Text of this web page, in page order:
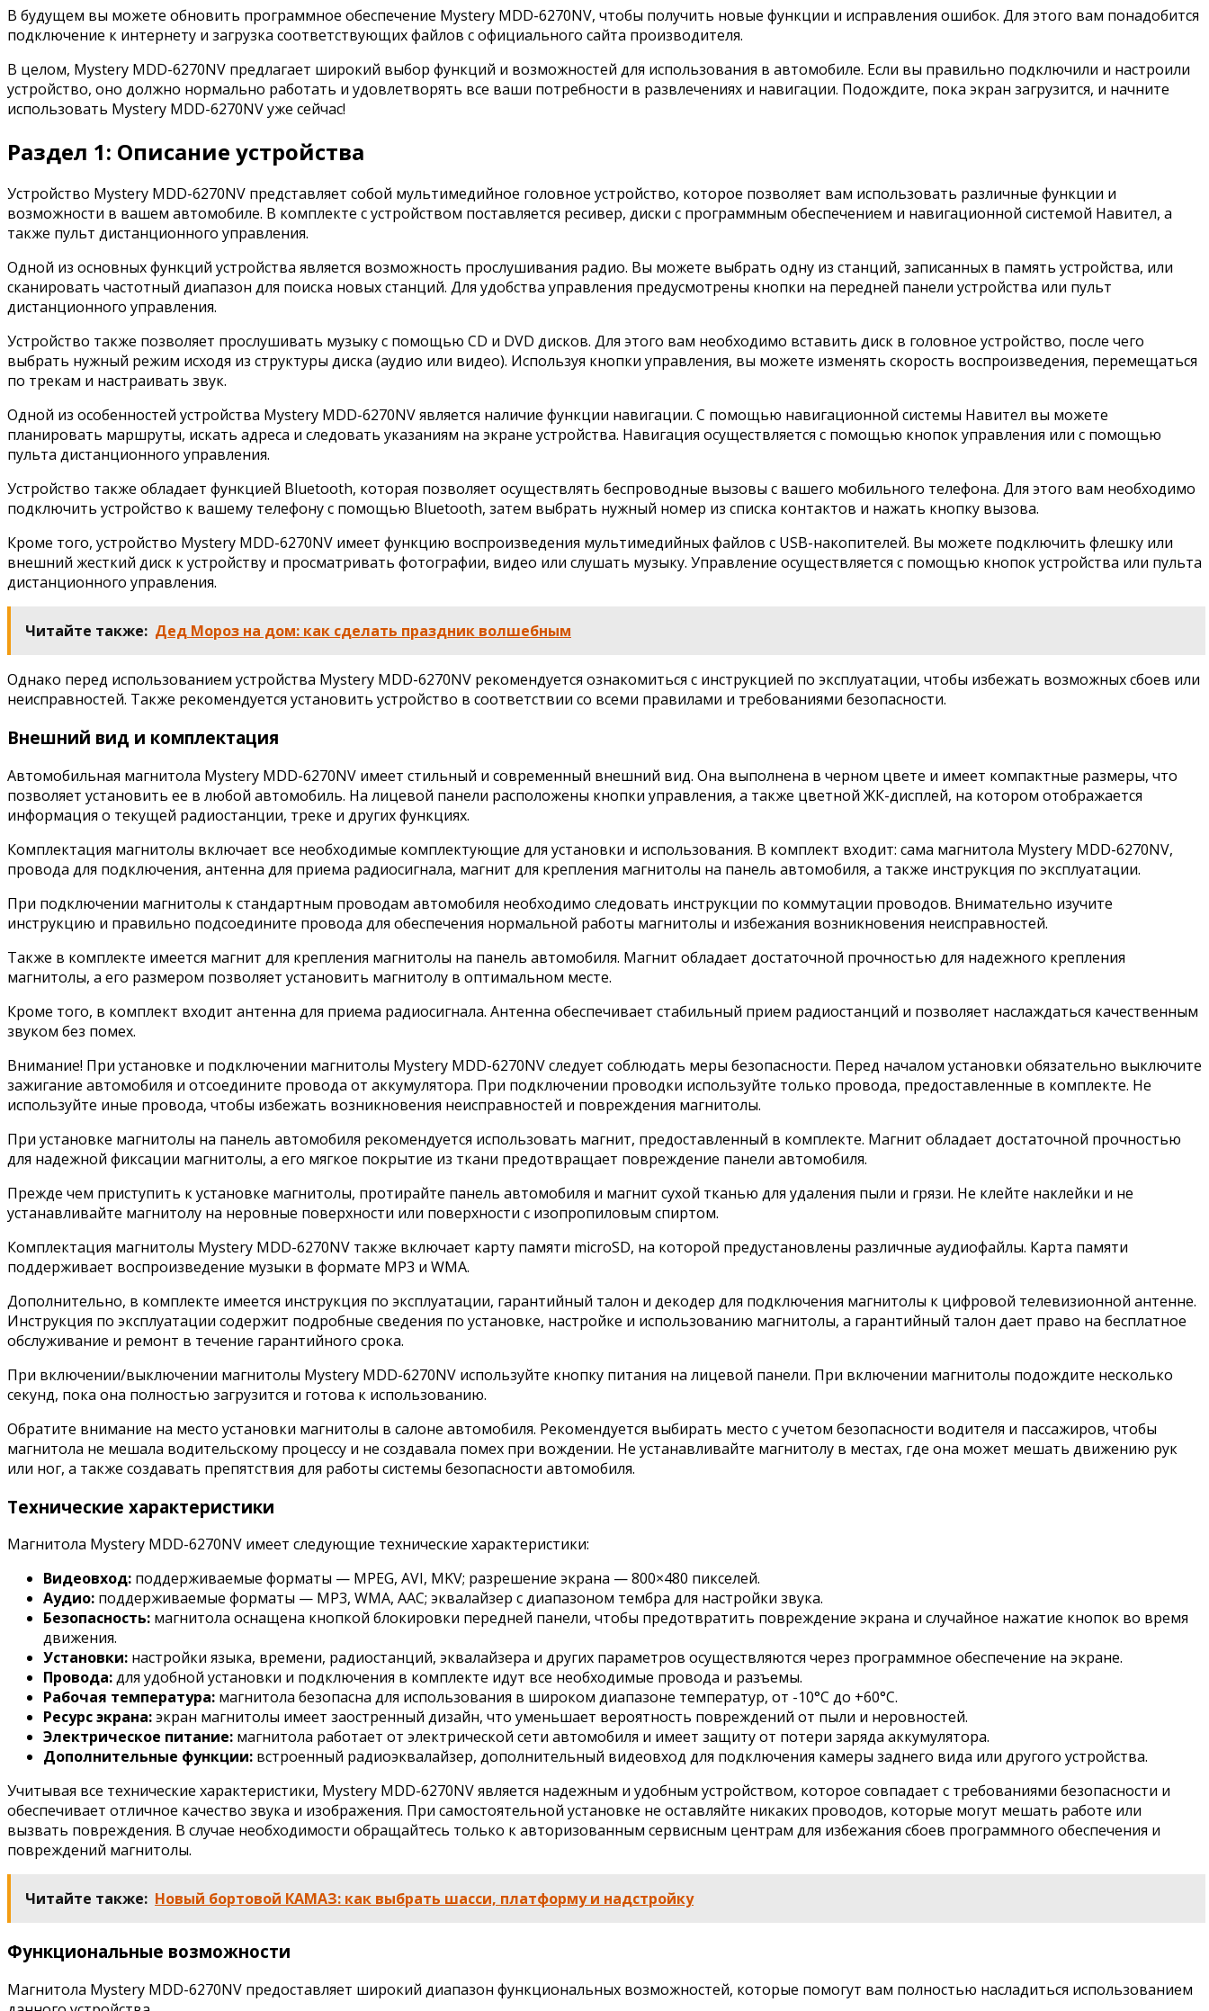
В будущем вы можете обновить программное обеспечение Mystery MDD-6270NV, чтобы получить новые функции и исправления ошибок. Для этого вам понадобится
подключение к интернету и загрузка соответствующих файлов с официального сайта производителя.
В целом, Mystery MDD-6270NV предлагает широкий выбор функций и возможностей для использования в автомобиле. Если вы правильно подключили и настроили
устройство, оно должно нормально работать и удовлетворять все ваши потребности в развлечениях и навигации. Подождите, пока экран загрузится, и начните
использовать Mystery MDD-6270NV уже сейчас!
Раздел 1: Описание устройства
Устройство Mystery MDD-6270NV представляет собой мультимедийное головное устройство, которое позволяет вам использовать различные функции и
возможности в вашем автомобиле. В комплекте с устройством поставляется ресивер, диски с программным обеспечением и навигационной системой Навител, а
также пульт дистанционного управления.
Одной из основных функций устройства является возможность прослушивания радио. Вы можете выбрать одну из станций, записанных в память устройства, или
сканировать частотный диапазон для поиска новых станций. Для удобства управления предусмотрены кнопки на передней панели устройства или пульт
дистанционного управления.
Устройство также позволяет прослушивать музыку с помощью CD и DVD дисков. Для этого вам необходимо вставить диск в головное устройство, после чего
выбрать нужный режим исходя из структуры диска (аудио или видео). Используя кнопки управления, вы можете изменять скорость воспроизведения, перемещаться
по трекам и настраивать звук.
Одной из особенностей устройства Mystery MDD-6270NV является наличие функции навигации. С помощью навигационной системы Навител вы можете
планировать маршруты, искать адреса и следовать указаниям на экране устройства. Навигация осуществляется с помощью кнопок управления или с помощью
пульта дистанционного управления.
Устройство также обладает функцией Bluetooth, которая позволяет осуществлять беспроводные вызовы с вашего мобильного телефона. Для этого вам необходимо
подключить устройство к вашему телефону с помощью Bluetooth, затем выбрать нужный номер из списка контактов и нажать кнопку вызова.
Кроме того, устройство Mystery MDD-6270NV имеет функцию воспроизведения мультимедийных файлов с USB-накопителей. Вы можете подключить флешку или
внешний жесткий диск к устройству и просматривать фотографии, видео или слушать музыку. Управление осуществляется с помощью кнопок устройства или пульта
дистанционного управления.
Читайте также: Дед Мороз на дом: как сделать праздник волшебным
Однако перед использованием устройства Mystery MDD-6270NV рекомендуется ознакомиться с инструкцией по эксплуатации, чтобы избежать возможных сбоев или
неисправностей. Также рекомендуется установить устройство в соответствии со всеми правилами и требованиями безопасности.
Внешний вид и комплектация
Автомобильная магнитола Mystery MDD-6270NV имеет стильный и современный внешний вид. Она выполнена в черном цвете и имеет компактные размеры, что
позволяет установить ее в любой автомобиль. На лицевой панели расположены кнопки управления, а также цветной ЖК-дисплей, на котором отображается
информация о текущей радиостанции, треке и других функциях.
Комплектация магнитолы включает все необходимые комплектующие для установки и использования. В комплект входит: сама магнитола Mystery MDD-6270NV,
провода для подключения, антенна для приема радиосигнала, магнит для крепления магнитолы на панель автомобиля, а также инструкция по эксплуатации.
При подключении магнитолы к стандартным проводам автомобиля необходимо следовать инструкции по коммутации проводов. Внимательно изучите
инструкцию и правильно подсоедините провода для обеспечения нормальной работы магнитолы и избежания возникновения неисправностей.
Также в комплекте имеется магнит для крепления магнитолы на панель автомобиля. Магнит обладает достаточной прочностью для надежного крепления
магнитолы, а его размером позволяет установить магнитолу в оптимальном месте.
Кроме того, в комплект входит антенна для приема радиосигнала. Антенна обеспечивает стабильный прием радиостанций и позволяет наслаждаться качественным
звуком без помех.
Внимание! При установке и подключении магнитолы Mystery MDD-6270NV следует соблюдать меры безопасности. Перед началом установки обязательно выключите
зажигание автомобиля и отсоедините провода от аккумулятора. При подключении проводки используйте только провода, предоставленные в комплекте. Не
используйте иные провода, чтобы избежать возникновения неисправностей и повреждения магнитолы.
При установке магнитолы на панель автомобиля рекомендуется использовать магнит, предоставленный в комплекте. Магнит обладает достаточной прочностью
для надежной фиксации магнитолы, а его мягкое покрытие из ткани предотвращает повреждение панели автомобиля.
Прежде чем приступить к установке магнитолы, протирайте панель автомобиля и магнит сухой тканью для удаления пыли и грязи. Не клейте наклейки и не
устанавливайте магнитолу на неровные поверхности или поверхности с изопропиловым спиртом.
Комплектация магнитолы Mystery MDD-6270NV также включает карту памяти microSD, на которой предустановлены различные аудиофайлы. Карта памяти
поддерживает воспроизведение музыки в формате MP3 и WMA.
Дополнительно, в комплекте имеется инструкция по эксплуатации, гарантийный талон и декодер для подключения магнитолы к цифровой телевизионной антенне.
Инструкция по эксплуатации содержит подробные сведения по установке, настройке и использованию магнитолы, а гарантийный талон дает право на бесплатное
обслуживание и ремонт в течение гарантийного срока.
При включении/выключении магнитолы Mystery MDD-6270NV используйте кнопку питания на лицевой панели. При включении магнитолы подождите несколько
секунд, пока она полностью загрузится и готова к использованию.
Обратите внимание на место установки магнитолы в салоне автомобиля. Рекомендуется выбирать место с учетом безопасности водителя и пассажиров, чтобы
магнитола не мешала водительскому процессу и не создавала помех при вождении. Не устанавливайте магнитолу в местах, где она может мешать движению рук
или ног, а также создавать препятствия для работы системы безопасности автомобиля.
Технические характеристики
Магнитола Mystery MDD-6270NV имеет следующие технические характеристики:
Видеовход: поддерживаемые форматы — MPEG, AVI, MKV; разрешение экрана — 800×480 пикселей.
Аудио: поддерживаемые форматы — MP3, WMA, AAC; эквалайзер с диапазоном тембра для настройки звука.
Безопасность: магнитола оснащена кнопкой блокировки передней панели, чтобы предотвратить повреждение экрана и случайное нажатие кнопок во время
движения.
Установки: настройки языка, времени, радиостанций, эквалайзера и других параметров осуществляются через программное обеспечение на экране.
Провода:для удобной установки и подключения в комплекте идут все необходимые провода и разъемы.
Рабочая температура: магнитола безопасна для использования в широком диапазоне температур, от -10°C до +60°C.
Ресурс экрана:экран магнитолы имеет заостренный дизайн, что уменьшает вероятность повреждений от пыли и неровностей.
Электрическое питание: магнитола работает от электрической сети автомобиля и имеет защиту от потери заряда аккумулятора.
Дополнительные функции: встроенный радиоэквалайзер, дополнительный видеовход для подключения камеры заднего вида или другого устройства.
Учитывая все технические характеристики, Mystery MDD-6270NV является надежным и удобным устройством, которое совпадает с требованиями безопасности и
обеспечивает отличное качество звука и изображения. При самостоятельной установке не оставляйте никаких проводов, которые могут мешать работе или
вызвать повреждения. В случае необходимости обращайтесь только к авторизованным сервисным центрам для избежания сбоев программного обеспечения и
повреждений магнитолы.
Читайте также: Новый бортовой КАМАЗ: как выбрать шасси, платформу и надстройку
Функциональные возможности
Магнитола Mystery MDD-6270NV предоставляет широкий диапазон функциональных возможностей, которые помогут вам полностью насладиться использованием